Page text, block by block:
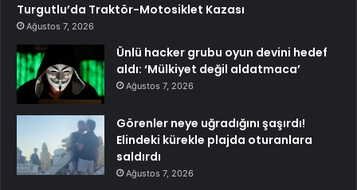
Turgutlu’da Traktör-Motosiklet Kazası
Ağustos 7, 2026
Ünlü hacker grubu oyun devini hedef
aldı: ‘Mülkiyet değil aldatmaca’
Ağustos 7, 2026
Görenler neye uğradığını şaşırdı!
Elindeki kürekle plajda oturanlara
saldırdı
Ağustos 7, 2026